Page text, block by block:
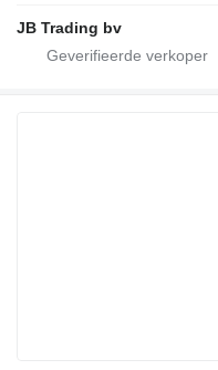
JB Trading bv